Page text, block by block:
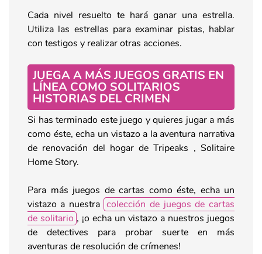
Cada nivel resuelto te hará ganar una estrella.
Utiliza las estrellas para examinar pistas, hablar
con testigos y realizar otras acciones.
JUEGA A MÁS JUEGOS GRATIS EN
LÍNEA COMO SOLITARIOS
HISTORIAS DEL CRIMEN
Si has terminado este juego y quieres jugar a más
como éste, echa un vistazo a la aventura narrativa
de renovación del hogar de Tripeaks , Solitaire
Home Story.
Para más juegos de cartas como éste, echa un
vistazo a nuestra colección de juegos de cartas
de solitario , ¡o echa un vistazo a nuestros juegos
de detectives para probar suerte en más
aventuras de resolución de crímenes!